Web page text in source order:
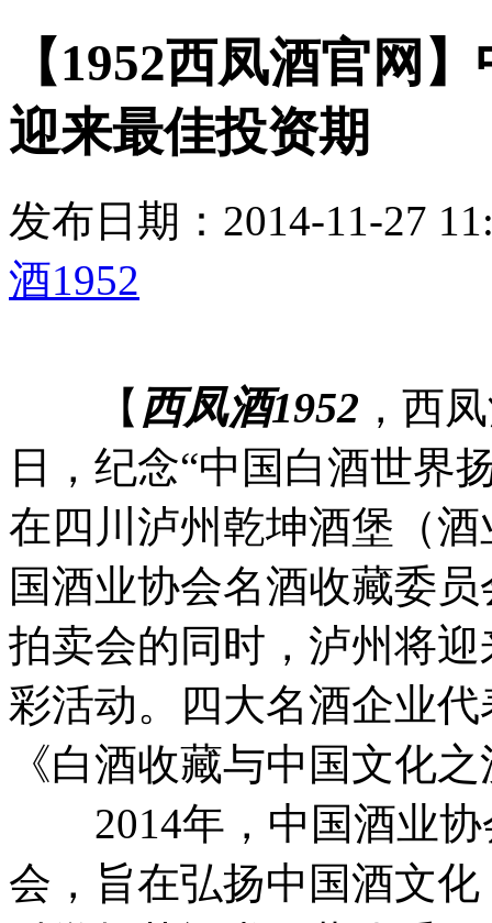
【1952西凤酒官网
迎来最佳投资期
发布日期：2014-11-27
酒1952
【 西凤酒1952 ，西
日，纪念“中国白酒世界
在四川泸州乾坤酒堡（
国酒业协会名酒收藏委
拍卖会的同时，泸州将
彩活动。四大名酒企业
《白酒收藏与中国文化
2014年，中国酒业协
会，旨在弘扬中国酒文